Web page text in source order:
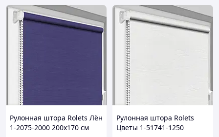
Рулонная штора Rolets Лён
1-2075-2000 200x170 см
Рулонная штора Rolets
Цветы 1-51741-1250